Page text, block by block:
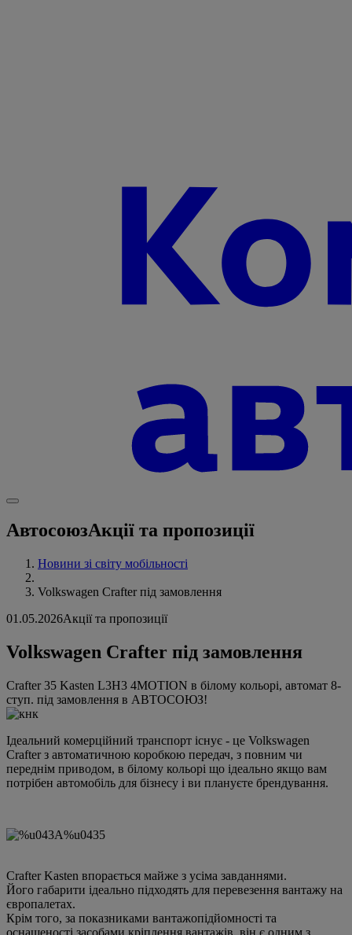
АвтосоюзАкції та пропозиції
Новини зі світу мобільності
Volkswagen Crafter під замовлення
01.05.2026Акції та пропозиції
Volkswagen Crafter під замовлення
Crafter 35 Kasten L3H3 4MOTION в білому кольорі, автомат 8-
ступ. під замовлення в АВТОСОЮЗ!
Ідеальний комерційний транспорт існує - це Volkswagen
Crafter з автоматичною коробкою передач, з повним чи
переднім приводом, в білому кольорі що ідеально якщо вам
потрібен автомобіль для бізнесу і ви плануєте брендування.
Crafter Kasten впорається майже з усіма завданнями.
Його габарити ідеально підходять для перевезення вантажу на
європалетах.
Крім того, за показниками вантажопідйомності та
оснащеності засобами кріплення вантажів, він є одним з